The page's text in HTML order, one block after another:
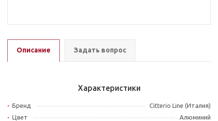
Описание Задать вопрос
Характеристики
Бренд
Citterio Line (Италия)
Цвет
Алюминий